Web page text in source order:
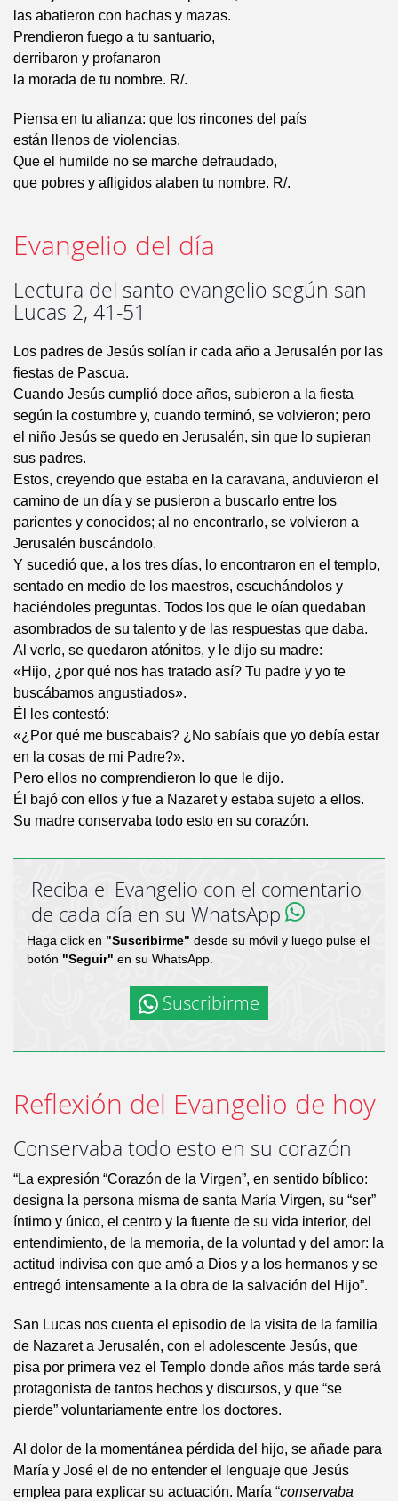
las abatieron con hachas y mazas.
Prendieron fuego a tu santuario,
derribaron y profanaron
la morada de tu nombre. R/.
Piensa en tu alianza: que los rincones del país
están llenos de violencias.
Que el humilde no se marche defraudado,
que pobres y afligidos alaben tu nombre. R/.
Evangelio del día
Lectura del santo evangelio según san
Lucas 2, 41-51
Los padres de Jesús solían ir cada año a Jerusalén por las
fiestas de Pascua.
Cuando Jesús cumplió doce años, subieron a la fiesta
según la costumbre y, cuando terminó, se volvieron; pero
el niño Jesús se quedo en Jerusalén, sin que lo supieran
sus padres.
Estos, creyendo que estaba en la caravana, anduvieron el
camino de un día y se pusieron a buscarlo entre los
parientes y conocidos; al no encontrarlo, se volvieron a
Jerusalén buscándolo.
Y sucedió que, a los tres días, lo encontraron en el templo,
sentado en medio de los maestros, escuchándolos y
haciéndoles preguntas. Todos los que le oían quedaban
asombrados de su talento y de las respuestas que daba.
Al verlo, se quedaron atónitos, y le dijo su madre:
«Hijo, ¿por qué nos has tratado así? Tu padre y yo te
buscábamos angustiados».
Él les contestó:
«¿Por qué me buscabais? ¿No sabíais que yo debía estar
en la cosas de mi Padre?».
Pero ellos no comprendieron lo que le dijo.
Él bajó con ellos y fue a Nazaret y estaba sujeto a ellos.
Su madre conservaba todo esto en su corazón.
Reciba el Evangelio con el comentario
de cada día en su WhatsApp
Haga click en "Suscribirme" desde su móvil y luego pulse el
botón "Seguir" en su WhatsApp.
Suscribirme
Reflexión del Evangelio de hoy
Conservaba todo esto en su corazón
“La expresión “Corazón de la Virgen”, en sentido bíblico:
designa la persona misma de santa María Virgen, su “ser”
íntimo y único, el centro y la fuente de su vida interior, del
entendimiento, de la memoria, de la voluntad y del amor: la
actitud indivisa con que amó a Dios y a los hermanos y se
entregó intensamente a la obra de la salvación del Hijo”.
San Lucas nos cuenta el episodio de la visita de la familia
de Nazaret a Jerusalén, con el adolescente Jesús, que
pisa por primera vez el Templo donde años más tarde será
protagonista de tantos hechos y discursos, y que “se
pierde” voluntariamente entre los doctores.
Al dolor de la momentánea pérdida del hijo, se añade para
María y José el de no entender el lenguaje que Jesús
emplea para explicar su actuación. María “conservaba